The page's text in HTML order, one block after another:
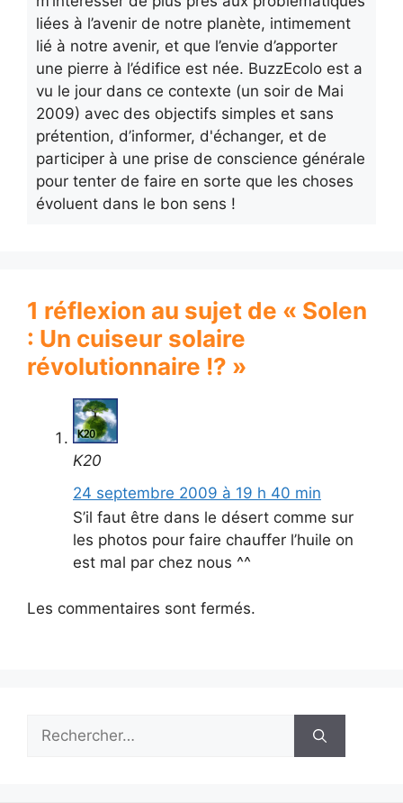
liées à l’avenir de notre planète, intimement
lié à notre avenir, et que l’envie d’apporter
une pierre à l’édifice est née. BuzzEcolo est a
vu le jour dans ce contexte (un soir de Mai
2009) avec des objectifs simples et sans
prétention, d’informer, d'échanger, et de
participer à une prise de conscience générale
pour tenter de faire en sorte que les choses
évoluent dans le bon sens !
1 réflexion au sujet de « Solen
: Un cuiseur solaire
révolutionnaire !? »
K20
24 septembre 2009 à 19 h 40 min
S’il faut être dans le désert comme sur
les photos pour faire chauffer l’huile on
est mal par chez nous ^^
Les commentaires sont fermés.
Rechercher :